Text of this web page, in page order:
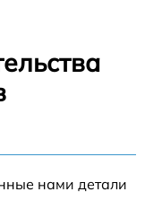
нами детали